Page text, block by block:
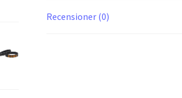
Recensioner (0)